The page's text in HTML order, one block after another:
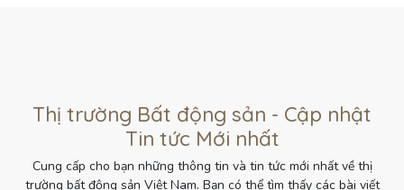
Thị trường Bất động sản - Cập nhật
Tin tức Mới nhất
Cung cấp cho bạn những thông tin và tin tức mới nhất về thị
trường bất động sản Việt Nam. Bạn có thể tìm thấy các bài viết